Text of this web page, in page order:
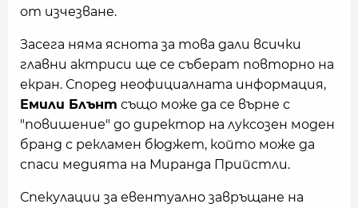
от изчезване.
Засега няма яснота за това дали всички
главни актриси ще се съберат повторно на
екран. Според неофициалната информация,
Емили Блънт също може да се върне с
"повишение" до директор на луксозен моден
бранд с рекламен бюджет, който може да
спаси медията на Миранда Прийстли.
Спекулации за евентуално завръщане на